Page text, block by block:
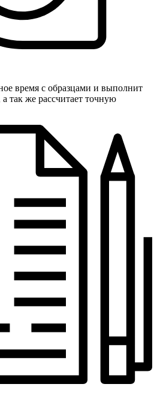
время с образцами и выполнит
так же рассчитает точную